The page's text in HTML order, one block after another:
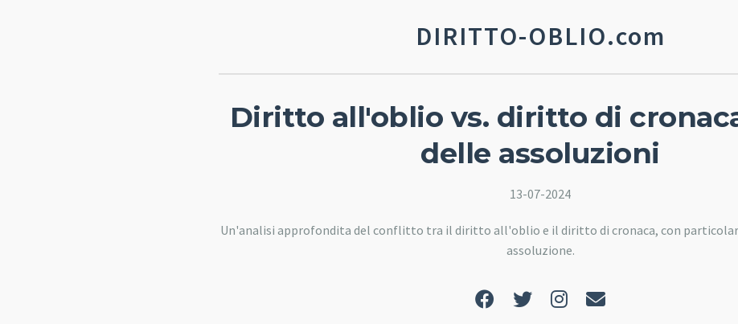
DIRITTO-OBLIO.com
Diritto all'oblio vs. diritto di
delle assoluzioni
13-07-2024
Un'analisi approfondita del conflitto tra il diritto all'oblio e il diritto di cronaca, con
assoluzione.